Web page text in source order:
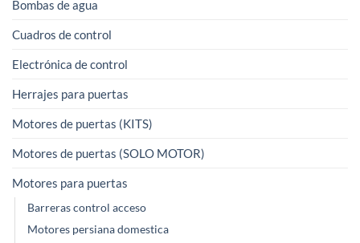
de
Bombas de agua
Cuadros de control
Electrónica de control
Herrajes para puertas
Motores de puertas (KITS)
Motores de puertas (SOLO MOTOR)
Motores para puertas
Barreras control acceso
Motores persiana domestica